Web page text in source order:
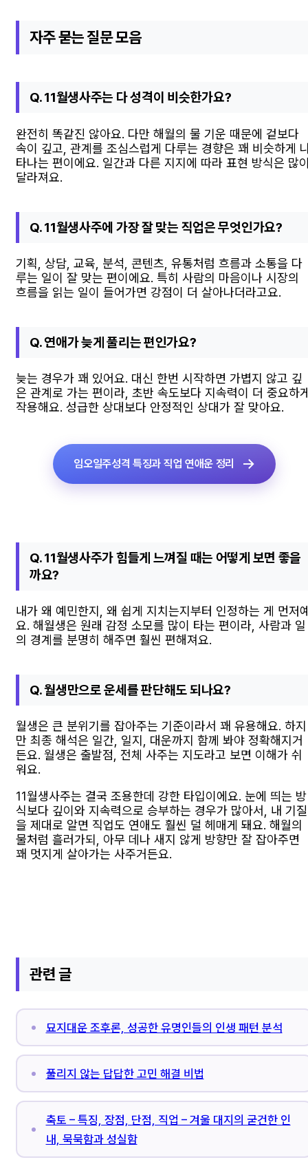
자주 묻는 질문 모음
Q. 11월생사주는 다 성격이 비슷한가요?
완전히 똑같진 않아요. 다만 해월의 물 기운 때문에 겉보다
속이 깊고, 관계를 조심스럽게 다루는 경향은 꽤 비슷하게
타나는 편이에요. 일간과 다른 지지에 따라 표현 방식은 많
달라져요.
Q. 11월생사주에 가장 잘 맞는 직업은 무엇인가요?
기획, 상담, 교육, 분석, 콘텐츠, 유통처럼 흐름과 소통을 다
루는 일이 잘 맞는 편이에요. 특히 사람의 마음이나 시장의
흐름을 읽는 일이 들어가면 강점이 더 살아나더라고요.
Q. 연애가 늦게 풀리는 편인가요?
늦는 경우가 꽤 있어요. 대신 한번 시작하면 가볍지 않고 깊
은 관계로 가는 편이라, 초반 속도보다 지속력이 더 중요하
작용해요. 성급한 상대보다 안정적인 상대가 잘 맞아요.
임오일주성격 특징과 직업 연애운 정리
Q. 11월생사주가 힘들게 느껴질 때는 어떻게 보면 좋을
까요?
내가 왜 예민한지, 왜 쉽게 지치는지부터 인정하는 게 먼저
요. 해월생은 원래 감정 소모를 많이 타는 편이라, 사람과 일
의 경계를 분명히 해주면 훨씬 편해져요.
Q. 월생만으로 운세를 판단해도 되나요?
월생은 큰 분위기를 잡아주는 기준이라서 꽤 유용해요. 하지
만 최종 해석은 일간, 일지, 대운까지 함께 봐야 정확해지거
든요. 월생은 출발점, 전체 사주는 지도라고 보면 이해가 쉬
워요.
11월생사주는 결국 조용한데 강한 타입이에요. 눈에 띄는 방
식보다 깊이와 지속력으로 승부하는 경우가 많아서, 내 기질
을 제대로 알면 직업도 연애도 훨씬 덜 헤매게 돼요. 해월의
물처럼 흘러가되, 아무 데나 새지 않게 방향만 잘 잡아주면
꽤 멋지게 살아가는 사주거든요.
관련 글
묘지대운 조후론, 성공한 유명인들의 인생 패턴 분석
풀리지 않는 답답한 고민 해결 비법
축토 – 특징, 장점, 단점, 직업 – 겨울 대지의 굳건한 인
내, 묵묵함과 성실함